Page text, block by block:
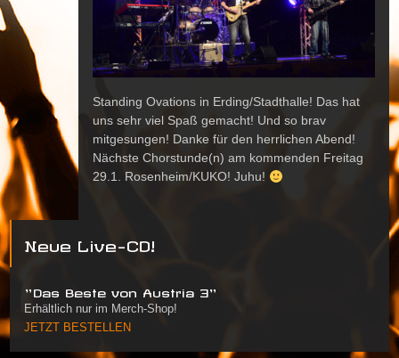
Standing Ovations in Erding/Stadthalle! Das hat
uns sehr viel Spaß gemacht! Und so brav
mitgesungen! Danke für den herrlichen Abend!
Nächste Chorstunde(n) am kommenden Freitag
29.1. Rosenheim/KUKO! Juhu!
Neue Live-CD!
"Das Beste von Austria 3"
Erhältlich nur im Merch-Shop!
JETZT BESTELLEN